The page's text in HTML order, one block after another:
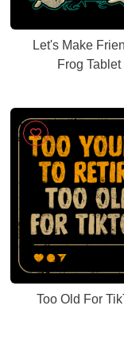
Let's Make
Frog Tablet
Too Old For